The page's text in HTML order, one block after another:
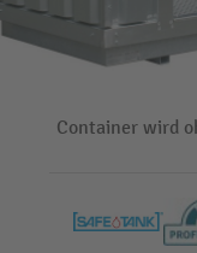
Container wird